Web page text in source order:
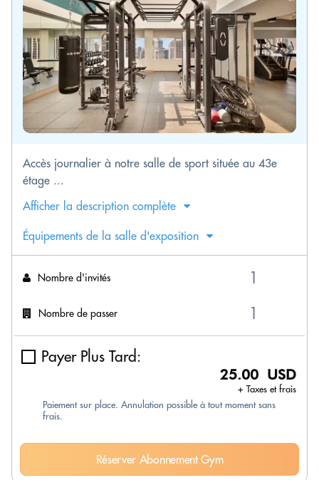
Accès journalier à notre salle de sport située au 43e
étage ...
Afficher la description complète
Équipements de la salle d'exposition
Nombre d'invités
Nombre de passer
Payer Plus Tard:
25.00 USD
+ Taxes et frais
Paiement sur place. Annulation possible à tout moment sans
frais.
Réserver Abonnement Gym